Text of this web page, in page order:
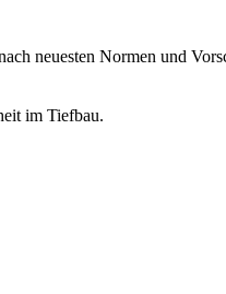
neuesten Normen und
im Tiefbau.